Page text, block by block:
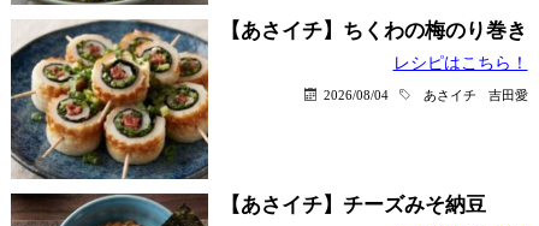
【あさイチ】ちくわの梅のり巻き
レシピはこちら！
2026/08/04 あさイチ 吉田愛
【あさイチ】チーズみそ納豆